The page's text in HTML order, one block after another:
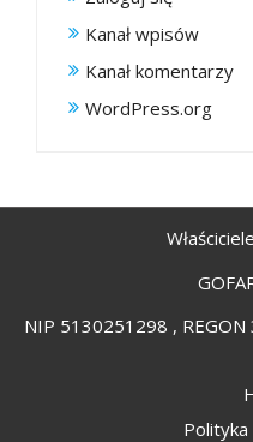
Kanał wpisów
Kanał komentarzy
WordPress.org
NIP 5130251298 ,